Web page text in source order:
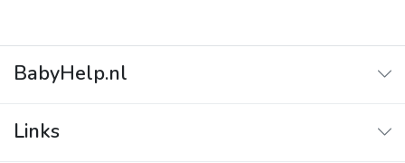
BabyHelp.nl
Vraag & Antwoord
Links